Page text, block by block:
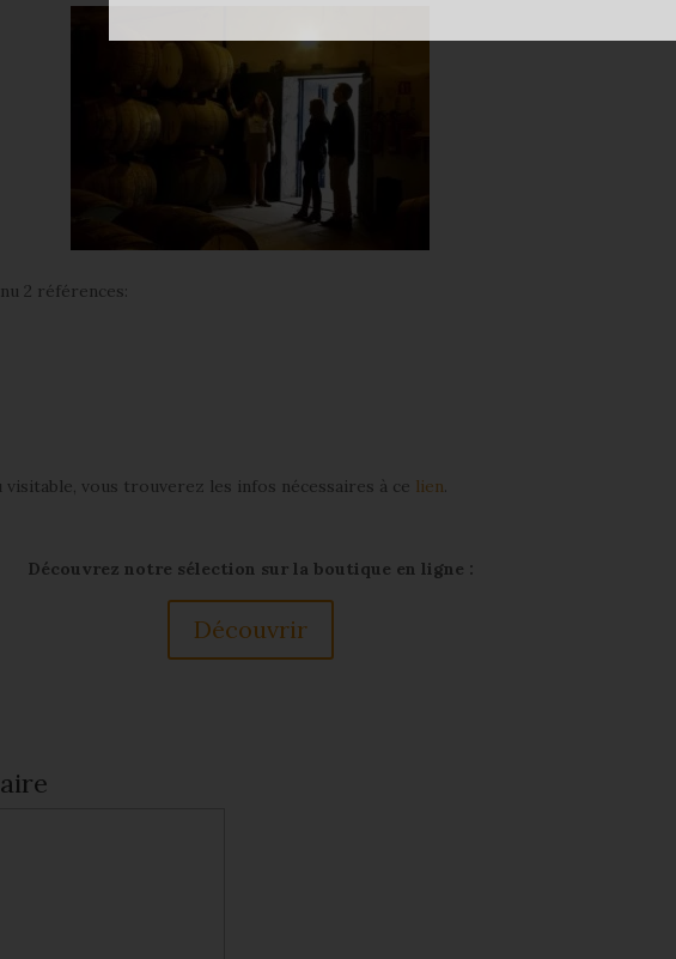
2 références:
vous trouverez les infos nécessaires à ce lien.
Découvrez notre sélection sur la boutique en ligne :
Découvrir